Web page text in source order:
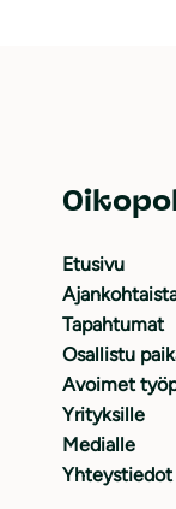
Etusivu
Tapahtumat
Osallistu
Avoimet
Yrityksille
Medialle
Yhteystiedot